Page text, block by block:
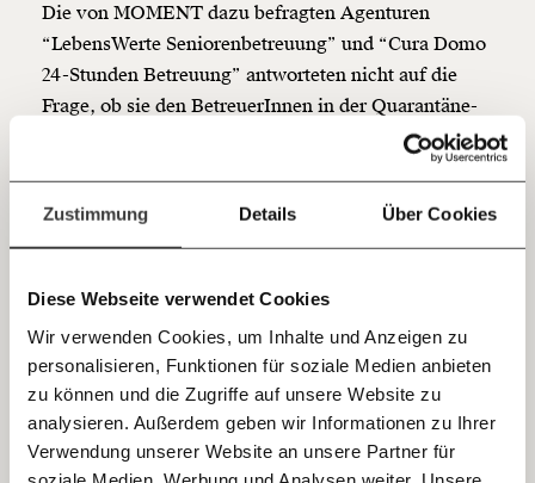
Zustimmung Details Über Cookies
Diese Webseite verwendet Cookies
Wir verwenden Cookies, um Inhalte und Anzeigen zu
personalisieren, Funktionen für soziale Medien anbieten
zu können und die Zugriffe auf unsere Website zu
analysieren. Außerdem geben wir Informationen zu Ihrer
Verwendung unserer Website an unsere Partner für
Immer auf dem Laufenden
Du überweist lieber direkt?
Hier unsere IBAN: AT34 4300 0498 0007 6017
Kontoinhaber: Momentum Institut - Verein für
sozialen Fortschritt
Jetzt
einfach
teilen.
E-Mail
Whatsapp
Die von MOMENT dazu befragten Agenturen
“LebensWerte Seniorenbetreuung” und “Cura Domo
24-Stunden Betreuung” antworteten nicht auf die
Frage, ob sie den BetreuerInnen in der Quarantäne-
veröffentlichen Aufruf
an PersonenbetreuerInnen, sich für den Flug nach
Österreich anzumelden, ist von Bezahlung jedenfalls
Dass sie kein Geld
bekommen in dieser Zeit,